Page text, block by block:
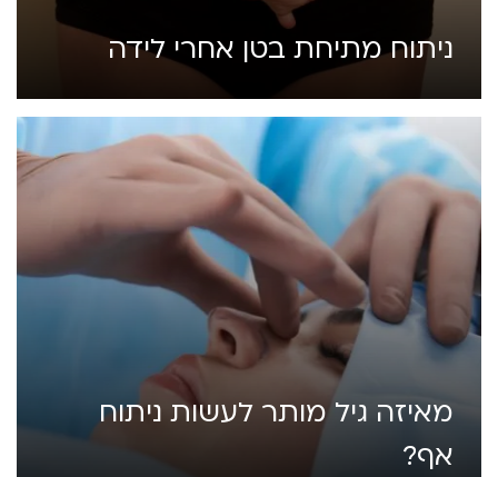
ניתוח מתיחת בטן אחרי לידה
מאיזה גיל מותר לעשות ניתוח
אף?